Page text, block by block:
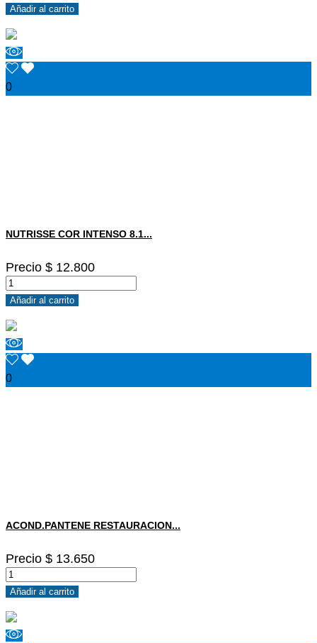
Añadir al carrito
0
NUTRISSE COR INTENSO 8.1...
Precio $ 12.800
Añadir al carrito
0
ACOND.PANTENE RESTAURACION...
Precio $ 13.650
Añadir al carrito